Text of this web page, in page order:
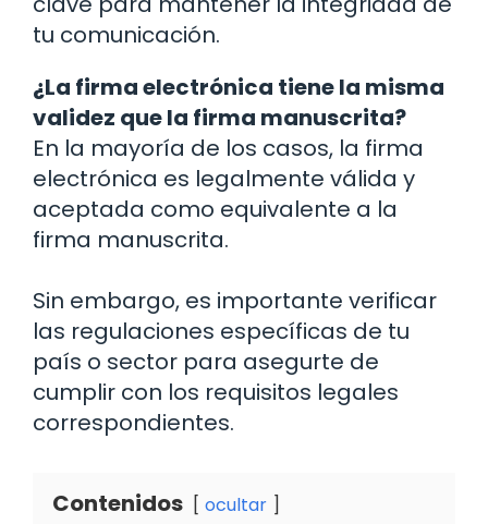
tu comunicación.
¿La firma electrónica tiene la misma
validez que la firma manuscrita?
En la mayoría de los casos, la firma
electrónica es legalmente válida y
aceptada como equivalente a la
firma manuscrita.
Sin embargo, es importante verificar
las regulaciones específicas de tu
país o sector para asegurte de
cumplir con los requisitos legales
correspondientes.
Contenidos ocultar